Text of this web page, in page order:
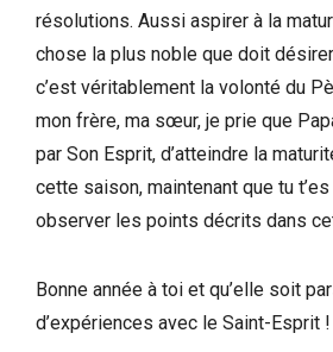
résolutions. Aussi aspirer à la
chose la plus noble que doit
c’est véritablement la volonté du
mon frère, ma sœur, je prie que
par Son Esprit, d’atteindre la
cette saison, maintenant que tu
observer les points décrits dans
Bonne année à toi et qu’elle soit
d’expériences avec le Saint-Esprit !